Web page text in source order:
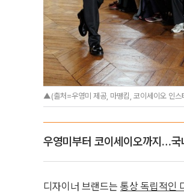
▲(출처=우영미 제공, 마뗑킴, 코이세이오 인스
우영미부터 코이세이오까지…
디자이너 브랜드는 통상 독립적인